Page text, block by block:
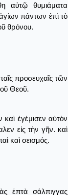
αὐτῷ θυμιάματα
πάντων ἐπὶ τὸ
θρόνου.
προσευχαῖς τῶν
Θεοῦ.
καὶ ἐγέμισεν αὐτὸν
εἰς τὴν γῆν. καὶ
καὶ σεισμός.
ἑπτὰ σάλπιγγας